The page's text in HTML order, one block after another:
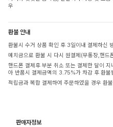
우
환불 안내
환불시 수거 상품 확인 후 3일이내 결제하신
예치금으로 환불 시 다시 원결제(무통장,핸드
핸드폰 결제후 부분 취소 또는 결제한 달이
아 반품시 결제금액의 3.75%가 차감 후 환불
적립금과 복합 결제하여 주문하였을 경우 환
판매자정보